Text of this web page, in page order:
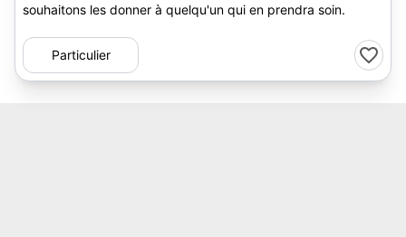
souhaitons les donner à quelqu'un qui en prendra soin.
Particulier